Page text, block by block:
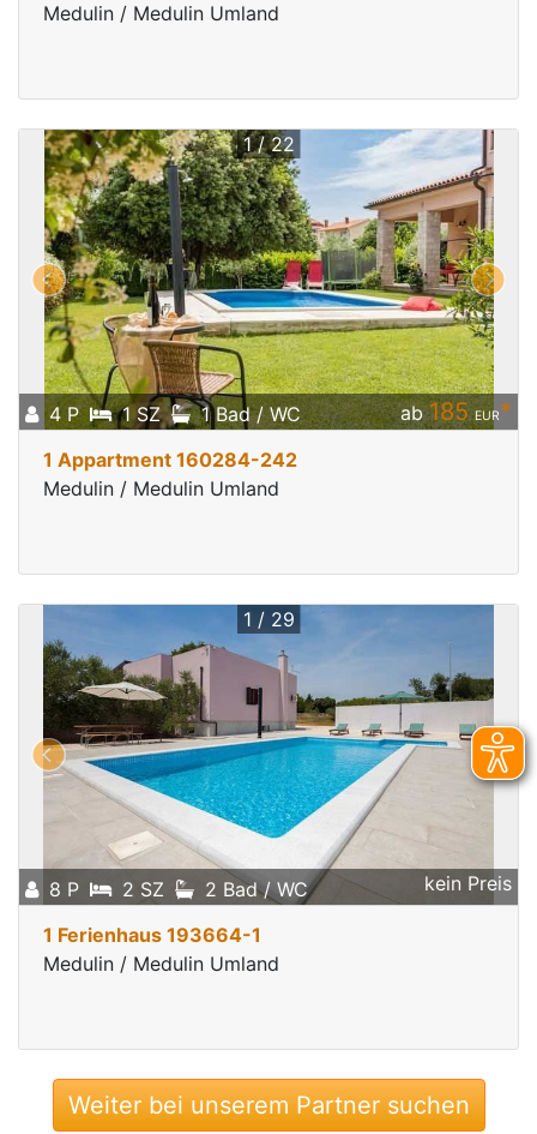
Medulin / Medulin Umland
4 P 1 SZ 1 Bad / WC ab185 EUR*
1 / 22
1 Appartment 160284-242
Medulin / Medulin Umland
8 P 2 SZ 2 Bad / WC kein Preis
1 / 29
1 Ferienhaus 193664-1
Medulin / Medulin Umland
Weiter bei unserem Partner suchen